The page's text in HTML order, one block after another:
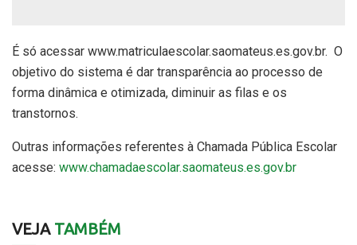
É só acessar www.matriculaescolar.saomateus.es.gov.br. O
objetivo do sistema é dar transparência ao processo de
forma dinâmica e otimizada, diminuir as filas e os
transtornos.
Outras informações referentes à Chamada Pública Escolar
acesse: www.chamadaescolar.saomateus.es.gov.br
VEJATAMBÉM